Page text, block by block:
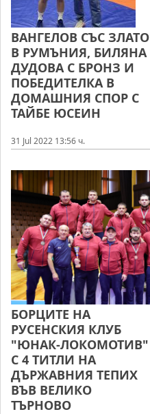
ВАНГЕЛОВ СЪС ЗЛАТО
В РУМЪНИЯ, БИЛЯНА
ДУДОВА С БРОНЗ И
ПОБЕДИТЕЛКА В
ДОМАШНИЯ СПОР С
ТАЙБЕ ЮСЕИН
31 Jul 2022 13:56 ч.
БОРЦИТЕ НА
РУСЕНСКИЯ КЛУБ
"ЮНАК-ЛОКОМОТИВ"
С 4 ТИТЛИ НА
ДЪРЖАВНИЯ ТЕПИХ
ВЪВ ВЕЛИКО
ТЪРНОВО